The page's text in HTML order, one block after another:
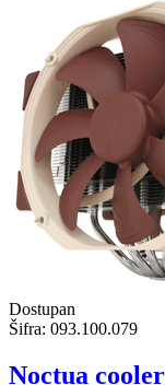
Dostupan
Šifra: 093.100.079
Noctua